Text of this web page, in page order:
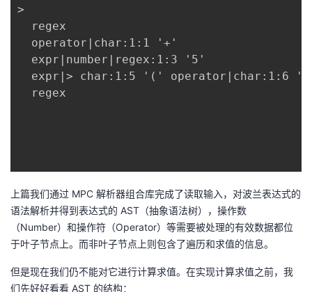
开
的
课
程
我
的
认
我
的
我
的
Programs
我
技
术
支
的
云
声
>
  regex
  operator|char:1:1 '+'
  expr|number|regex:1:3 '5'
expr|> char:1:5 '(' operator|char:1:6
  regex
上篇我们通过 MPC 解析器组合库完成了读取输入，对波兰表达式的
语法解析并得到表达式的 AST（抽象语法树），操作数
（Number）和操作符（Operator）等需要被处理的有效数据都位
于叶子节点上。而非叶子节点上则包含了遍历和求值的信息。
但是现在我们仍不能对它进行计算求值。在实现计算求值之前，我
们先好好看看 AST 的结构：